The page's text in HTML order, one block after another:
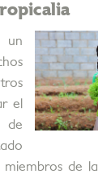
el
de
de la